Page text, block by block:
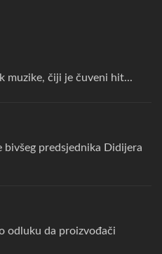
muzike, čiji je čuveni hit...
bivšeg predsjednika Didijera
odluku da proizvođači